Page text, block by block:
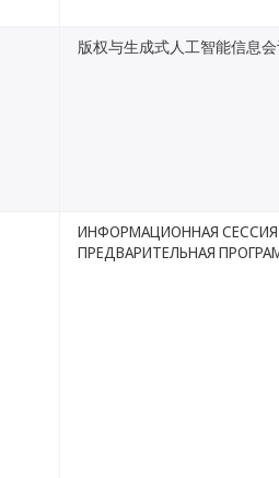
版权与生成式人工智能信息
ИНФОРМАЦИОННАЯ СЕССИЯ
ПРЕДВАРИТЕЛЬНАЯ